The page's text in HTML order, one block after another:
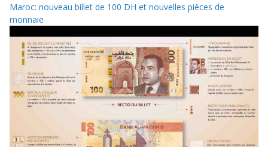
Maroc: nouveau billet de 100 DH et nouvelles pièces de
monnaie